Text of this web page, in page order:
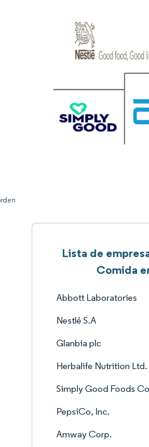
Lista de
Comida
Abbott Laboratories
Nestlé S.A
Glanbia plc
Herbalife Nutrition Ltd.
Simply Good Foods
PepsiCo, Inc.
Amway Corp.